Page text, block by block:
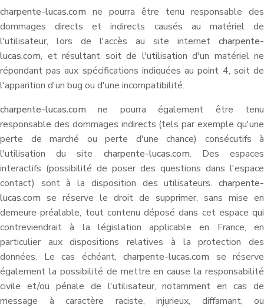
charpente-lucas.com ne pourra être tenu responsable des
dommages directs et indirects causés au matériel de
l'utilisateur, lors de l'accès au site internet charpente-
lucas.com, et résultant soit de l'utilisation d'un matériel ne
répondant pas aux spécifications indiquées au point 4, soit de
l'apparition d'un bug ou d'une incompatibilité.
charpente-lucas.com ne pourra également être tenu
responsable des dommages indirects (tels par exemple qu'une
perte de marché ou perte d'une chance) consécutifs à
l'utilisation du site charpente-lucas.com. Des espaces
interactifs (possibilité de poser des questions dans l'espace
contact) sont à la disposition des utilisateurs. charpente-
lucas.com se réserve le droit de supprimer, sans mise en
demeure préalable, tout contenu déposé dans cet espace qui
contreviendrait à la législation applicable en France, en
particulier aux dispositions relatives à la protection des
données. Le cas échéant, charpente-lucas.com se réserve
également la possibilité de mettre en cause la responsabilité
civile et/ou pénale de l'utilisateur, notamment en cas de
message à caractère raciste, injurieux, diffamant, ou